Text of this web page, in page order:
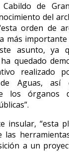
de
del
orden de
más
asunto, ya
quedado
realizado
Aguas, así
los órganos
insular, “esta
las
a un